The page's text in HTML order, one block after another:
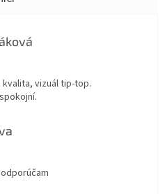
je 5 z 5 hviezdičiek.
vizuál tip-top.
je 5 z 5 hviezdičiek.